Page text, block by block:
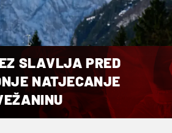
SLAVLJA PRED
NATJECANJE